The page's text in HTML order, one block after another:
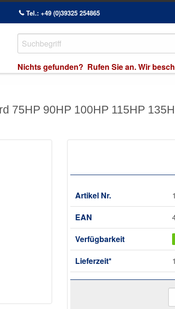
Tel.: +49 (0)39325 254865
Nichts gefunden? Rufen Sie an. Wir
75HP 90HP 100HP 115HP
Artikel Nr.
EAN
Verfügbarkeit
Lieferzeit*